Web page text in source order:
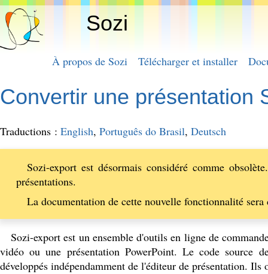
Sozi
À propos de Sozi Télécharger et installer
Convertir une présentation
Traductions : English, Português do Brasil, Deutsch
Sozi-export est désormais considéré comme
présentations.
La documentation de cette nouvelle fonctionnalité
Sozi-export est un ensemble d'outils en ligne de
vidéo ou une présentation PowerPoint. Le code source
développés indépendamment de l'éditeur de présentation.